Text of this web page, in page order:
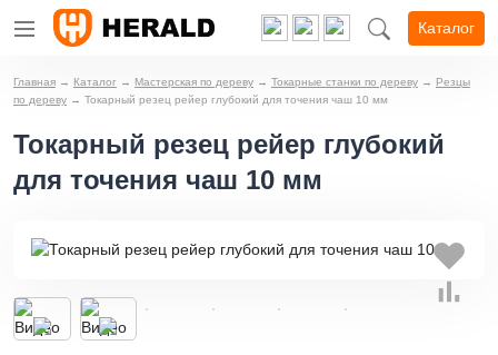
Каталог
Главная → Каталог → Мастерская по дереву → Токарные станки по дереву → Резцы
по дереву → Токарный резец рейер глубокий для точения чаш 10 мм
Токарный резец рейер глубокий
для точения чаш 10 мм